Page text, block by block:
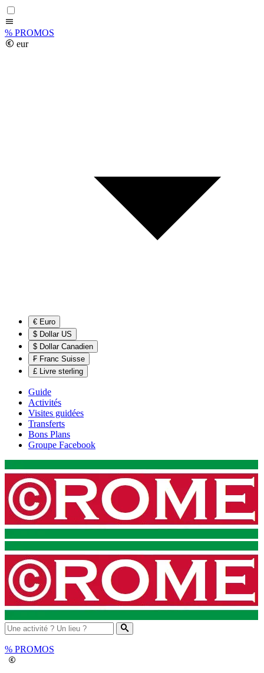
% PROMOS
eur
€ Euro
$ Dollar US
$ Dollar Canadien
₣ Franc Suisse
£ Livre sterling
Guide
Activités
Visites guidées
Transferts
Bons Plans
Groupe Facebook
% PROMOS